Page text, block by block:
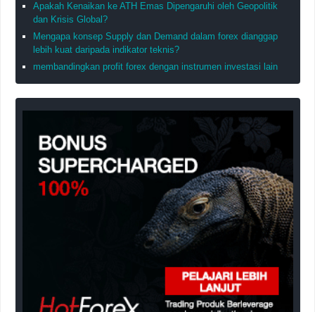
Apakah Kenaikan ke ATH Emas Dipengaruhi oleh Geopolitik
dan Krisis Global?
Mengapa konsep Supply dan Demand dalam forex dianggap
lebih kuat daripada indikator teknis?
membandingkan profit forex dengan instrumen investasi lain